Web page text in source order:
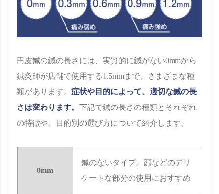
円皮鍼の鍼の長さには、実質的に鍼がない0mmから
鍼灸師が店舗で使用する1.5mmまで、さまざまな種
類があります。症状や目的によって、適切な鍼の長
さは変わります。下記で鍼の長さの種類とそれぞれ
の特徴や、目的別の選び方について紹介します。
0mm
鍼のないタイプ。顔などのデリ
ケートな部分の使用におすすめ